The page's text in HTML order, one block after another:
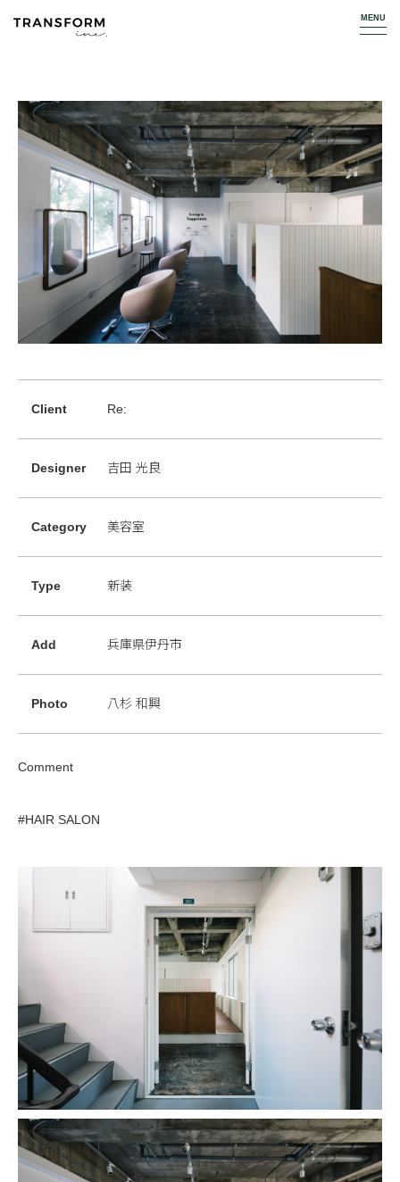
Client Re:
Designer 吉田 光良
Category 美容室
Type 新装
Add 兵庫県伊丹市
Photo 八杉 和興
Comment
#HAIR SALON